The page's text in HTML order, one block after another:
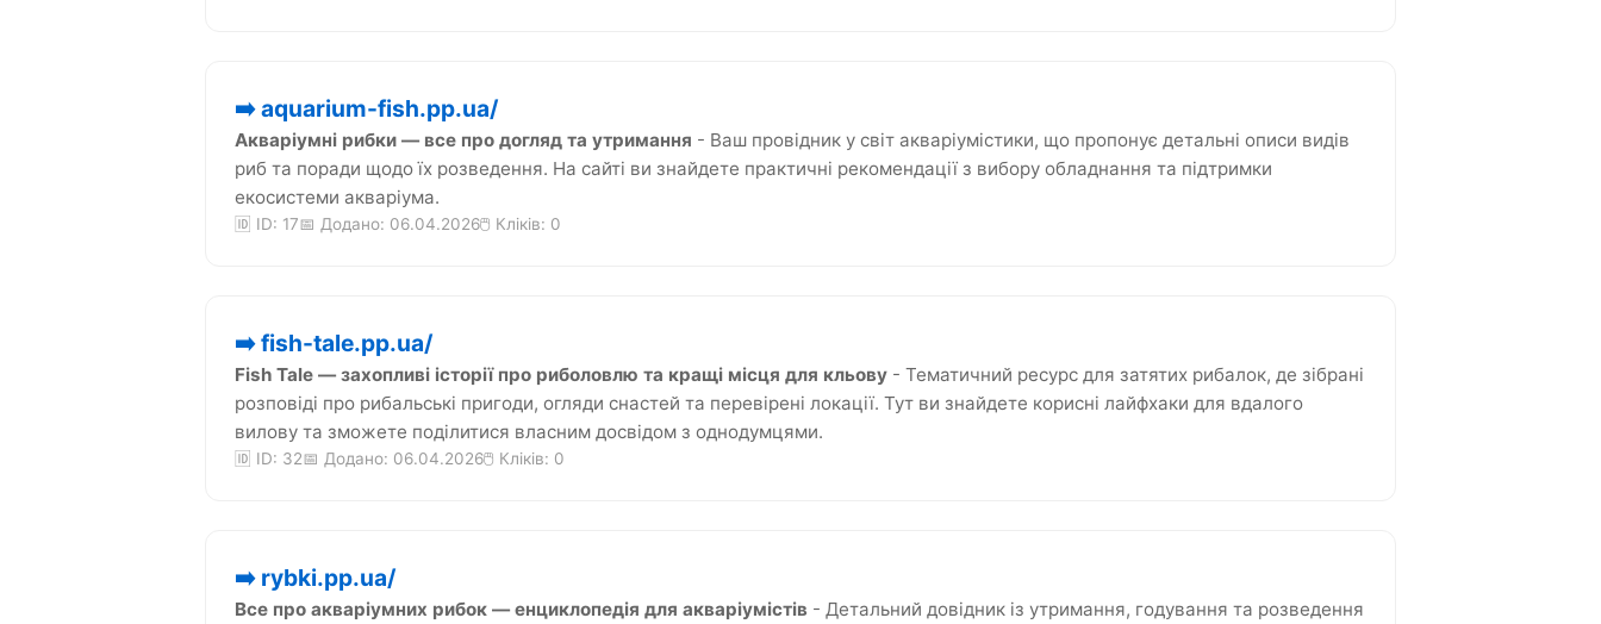
➡️ aquarium-fish.pp.ua/
Акваріумні рибки — все про догляд та утримання - Ваш провідник у світ акваріумістики, що пропонує детальні описи видів
риб та поради щодо їх розведення. На сайті ви знайдете практичні рекомендації з вибору обладнання та підтримки
екосистеми акваріума.
🆔 ID: 17📅 Додано: 06.04.2026🖱️ Кліків: 0
➡️ fish-tale.pp.ua/
Fish Tale — захопливі історії про риболовлю та кращі місця для кльову - Тематичний ресурс для затятих рибалок, де зібрані
розповіді про рибальські пригоди, огляди снастей та перевірені локації. Тут ви знайдете корисні лайфхаки для вдалого
вилову та зможете поділитися власним досвідом з однодумцями.
🆔 ID: 32📅 Додано: 06.04.2026🖱️ Кліків: 0
➡️ rybki.pp.ua/
Все про акваріумних рибок — енциклопедія для акваріумістів - Детальний довідник із утримання, годування та розведення